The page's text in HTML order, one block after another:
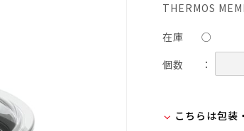
THERMOS
在庫
○
個数
：
こちらは包装